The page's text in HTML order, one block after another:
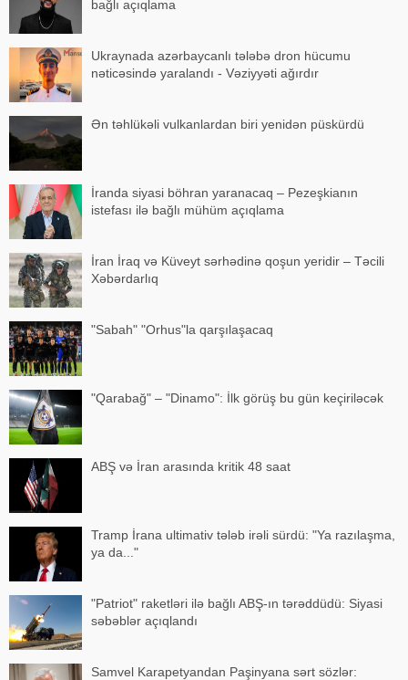
bağlı açıqlama
Ukraynada azərbaycanlı tələbə dron hücumu
nəticəsində yaralandı - Vəziyyəti ağırdır
Ən təhlükəli vulkanlardan biri yenidən püskürdü
İranda siyasi böhran yaranacaq – Pezeşkianın
istefası ilə bağlı mühüm açıqlama
İran İraq və Küveyt sərhədinə qoşun yeridir – Təcili
Xəbərdarlıq
"Sabah" "Orhus"la qarşılaşacaq
"Qarabağ" – "Dinamo": İlk görüş bu gün keçiriləcək
ABŞ və İran arasında kritik 48 saat
Tramp İrana ultimativ tələb irəli sürdü: "Ya razılaşma,
ya da..."
"Patriot" raketləri ilə bağlı ABŞ-ın tərəddüdü: Siyasi
səbəblər açıqlandı
Samvel Karapetyandan Paşinyana sərt sözlər: